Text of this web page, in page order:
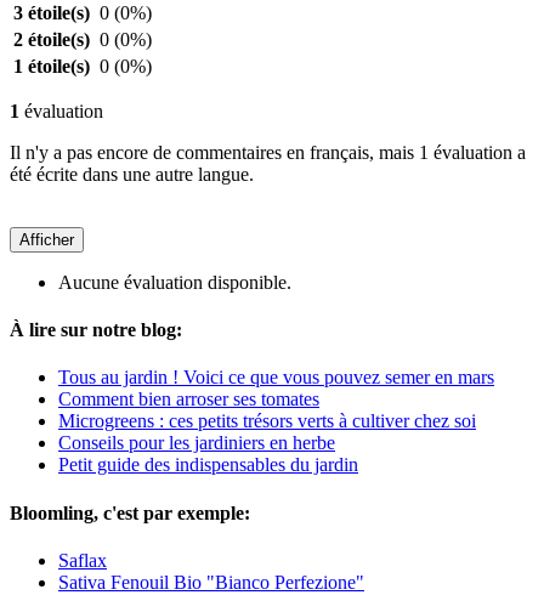
3 étoile(s) 0 (0%)
2 étoile(s) 0 (0%)
1 étoile(s) 0 (0%)
1 évaluation
Il n'y a pas encore de commentaires en français, mais 1 évaluation a
été écrite dans une autre langue.
Afficher
Aucune évaluation disponible.
À lire sur notre blog:
Tous au jardin ! Voici ce que vous pouvez semer en mars
Comment bien arroser ses tomates
Microgreens : ces petits trésors verts à cultiver chez soi
Conseils pour les jardiniers en herbe
Petit guide des indispensables du jardin
Bloomling, c'est par exemple:
Saflax
Sativa Fenouil Bio "Bianco Perfezione"